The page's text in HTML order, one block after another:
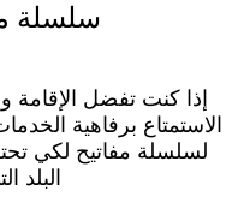
سلسلة
إذا كنت تفضل الإقامة
الاستمتاع برفاهية
لسلسلة مفاتيح لكي
البلد